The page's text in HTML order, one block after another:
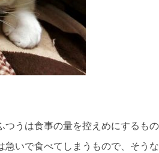
うは食事の量を控えめにするも
急いで食べてしまうもので、そう